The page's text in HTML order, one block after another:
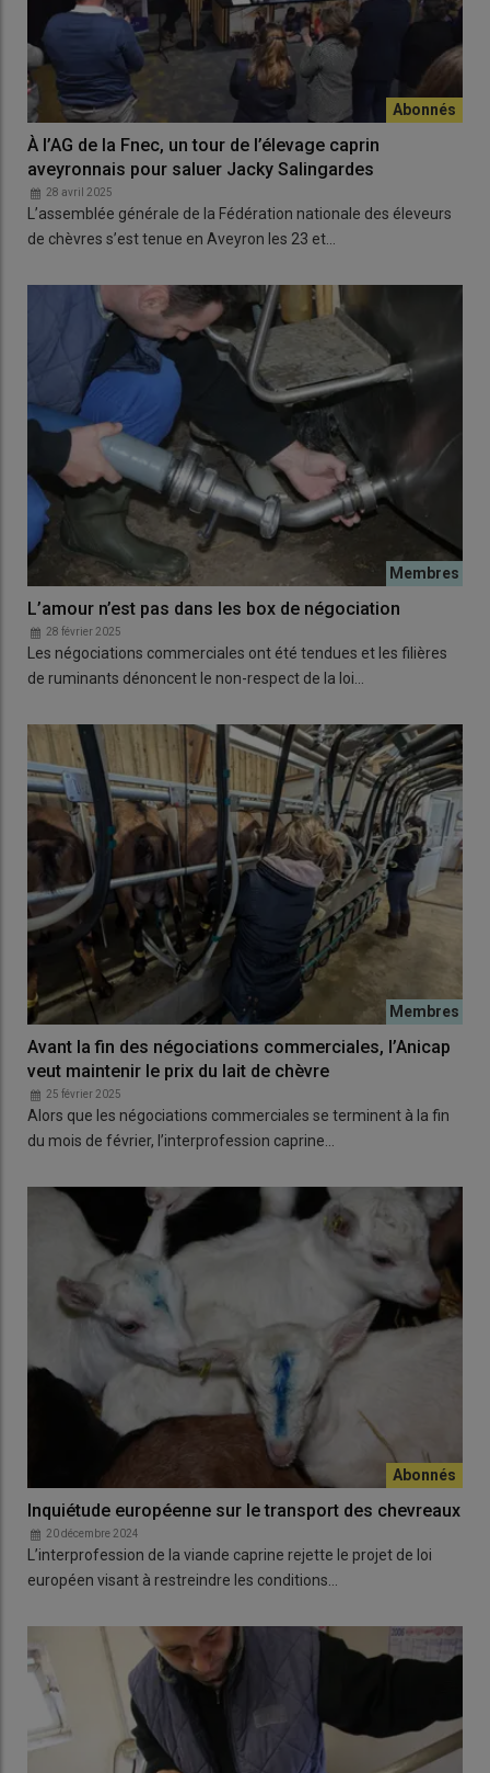
À l’AG de la Fnec, un tour de l’élevage caprin
aveyronnais pour saluer Jacky Salingardes
28 avril 2025
L’assemblée générale de la Fédération nationale des éleveurs
de chèvres s’est tenue en Aveyron les 23 et…
L’amour n’est pas dans les box de négociation
28 février 2025
Les négociations commerciales ont été tendues et les filières
de ruminants dénoncent le non-respect de la loi…
Avant la fin des négociations commerciales, l’Anicap
veut maintenir le prix du lait de chèvre
25 février 2025
Alors que les négociations commerciales se terminent à la fin
du mois de février, l’interprofession caprine…
Inquiétude européenne sur le transport des chevreaux
20 décembre 2024
L’interprofession de la viande caprine rejette le projet de loi
européen visant à restreindre les conditions…